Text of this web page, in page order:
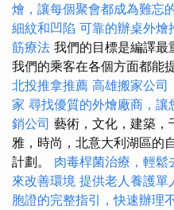
燴，讓每個聚會都成為難忘
細紋和凹陷 可靠的辦桌外燴
筋療法 我們的目標是編譯最
我們的乘客在各個方面都能
北投推拿推薦 高雄搬家公司
家 尋找優質的外燴廠商，讓
銷公司 藝術，文化，建築，
雅，時尚，北意大利湖區的
計劃。 肉毒桿菌治療，輕鬆
來改善環境 提供老人養護單
胞證的完整指引，快速辦理